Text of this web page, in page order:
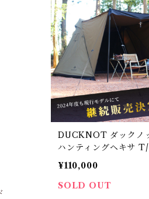
DUCKNOT ダックノ
ハンティングヘキサ
W SOLO
¥110,000
SOLD OUT